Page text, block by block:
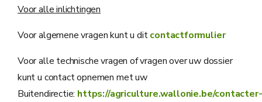
Voor alle inlichtingen
Voor algemene vragen kunt u ditcontactformulier
Voor alle technische vragen of vragen over uw dossier
kunt u contact opnemen met uw
Buitendirectie: https://agriculture.wallonie.be/contacter-